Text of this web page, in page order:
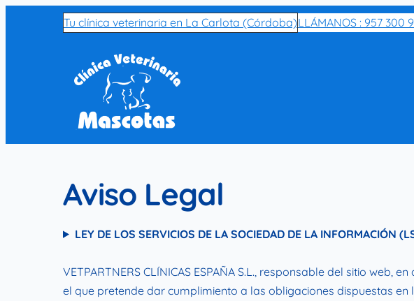
Tu clínica veterinaria en La Carlota (Córdoba)LLÁMANOS : 957 300
Aviso Legal
LEY DE LOS SERVICIOS DE LA SOCIEDAD DE LA INFORMACIÓN
VETPARTNERS CLÍNICAS ESPAÑA S.L., responsable del sitio web,
el que pretende dar cumplimiento a las obligaciones dispuestas en